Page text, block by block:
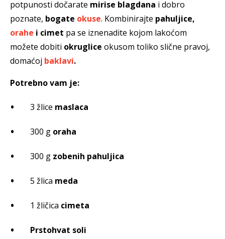
potpunosti dočarate mirise blagdana i dobro
poznate, bogate okuse. Kombinirajte pahuljice,
orahe i cimet pa se iznenadite kojom lakoćom
možete dobiti okruglice okusom toliko slične pravoj,
domaćoj baklavi.
Potrebno vam je:
3 žlice maslaca
300 g oraha
300 g zobenih pahuljica
5 žlica meda
1 žličica cimeta
Prstohvat soli